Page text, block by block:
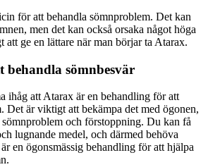
för att behandla sömnproblem. Det kan
men det kan också orsaka något höga
ge en lättare när man börjar ta Atarax.
sömnbesvär
ihåg att Atarax är en behandling för att
Det är viktigt att bekämpa det med ögonen,
och förstoppning. Du kan få
lugnande medel, och därmed behöva
en ögonsmässig behandling för att hjälpa